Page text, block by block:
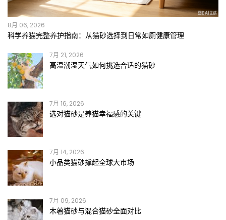
8月 06, 2026
科学养猫完整养护指南：从猫砂选择到日常如厕健康管理
7月 21, 2026
高温潮湿天气如何挑选合适的猫砂
7月 16, 2026
选对猫砂是养猫幸福感的关键
7月 14, 2026
小品类猫砂撑起全球大市场
7月 09, 2026
木薯猫砂与混合猫砂全面对比